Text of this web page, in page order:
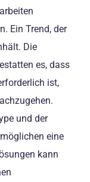
Ein Trend, der
Die
es, dass
ist,
und der
eine
kann